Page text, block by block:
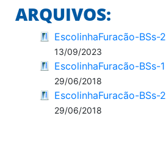
ARQUIVOS:
EscolinhaFuracão-BSs-2
13/09/2023
EscolinhaFuracão-BSs-1
29/06/2018
EscolinhaFuracão-BSs-2
29/06/2018